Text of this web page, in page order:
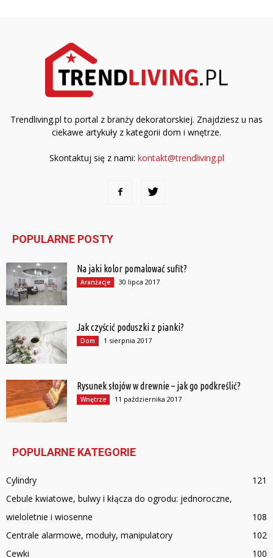
Trendliving.pl to portal z branży dekoratorskiej. Znajdziesz u nas
ciekawe artykuły z kategorii dom i wnętrze.
Skontaktuj się z nami: kontakt@trendliving.pl
POPULARNE POSTY
Na jaki kolor pomalować sufit?
Aranżacje 30 lipca 2017
Jak czyścić poduszki z pianki?
Dom 1 sierpnia 2017
Rysunek słojów w drewnie – jak go podkreślić?
Wnętrze 11 października 2017
POPULARNE KATEGORIE
Cylindry
121
Cebule kwiatowe, bulwy i kłącza do ogrodu: jednoroczne,
wieloletnie i wiosenne
108
Centrale alarmowe, moduły, manipulatory
102
Cewki
100